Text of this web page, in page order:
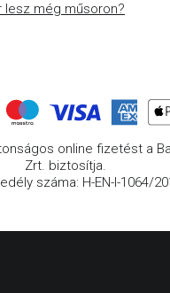
lesz még műsoron?
online fizetést a
Zrt. biztosítja.
száma: H-EN-I-1064/